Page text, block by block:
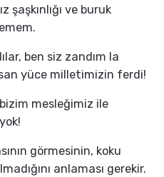
şaşkınlığı ve buruk
ben siz zandım la
yüce milletimizin ferdi!
mesleğimiz ile
görmesinin, koku
anlaması gerekir.